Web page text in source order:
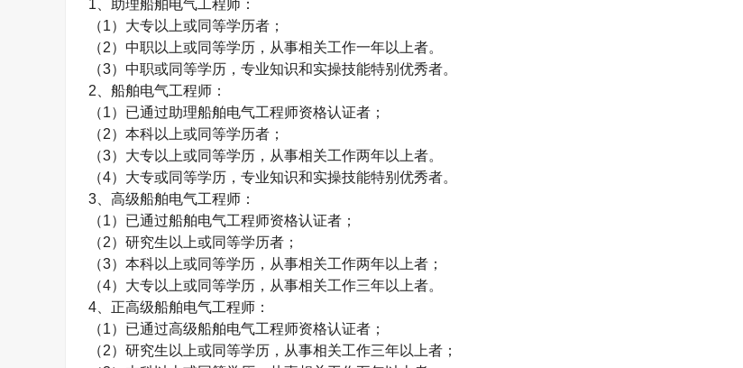
1 、助理船舶电气工程师：
（1）大专以上或同等学历者；
（2）中职以上或同等学历，从事相关工作一年以上者。
（3）中职或同等学历，专业知识和实操技能特别优秀者。
2 、船舶电气工程师：
（1）已通过助理船舶电气工程师资格认证者；
（2）本科以上或同等学历者；
（3）大专以上或同等学历，从事相关工作两年以上者。
（4）大专或同等学历，专业知识和实操技能特别优秀者。
3 、高级船舶电气工程师：
（1）已通过船舶电气工程师资格认证者；
（2）研究生以上或同等学历者；
（3）本科以上或同等学历，从事相关工作两年以上者；
（4）大专以上或同等学历，从事相关工作三年以上者。
4 、正高级船舶电气工程师：
（1）已通过高级船舶电气工程师资格认证者；
（2）研究生以上或同等学历，从事相关工作三年以上者；